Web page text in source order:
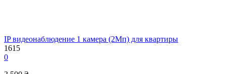
IP видеонаблюдение 1 камера (2Мп) для квартиры
1615
0